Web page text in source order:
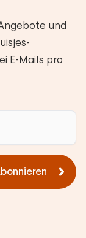
und
E-Mails pro